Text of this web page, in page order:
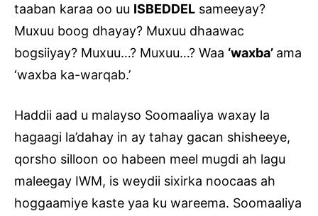
taaban karaa oo uu ISBEDDEL sameeyay?
Muxuu boog dhayay? Muxuu dhaawac
bogsiiyay? Muxuu…? Muxuu…? Waa ‘waxba’ ama
‘waxba ka-warqab.’
Haddii aad u malayso Soomaaliya waxay la
hagaagi la’dahay in ay tahay gacan shisheeye,
qorsho silloon oo habeen meel mugdi ah lagu
maleegay IWM, is weydii sixirka noocaas ah
hoggaamiye kaste yaa ku wareema. Soomaaliya